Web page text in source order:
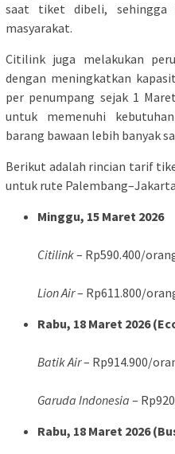
saat tiket dibeli, sehingga
masyarakat.
Citilink juga melakukan
dengan meningkatkan
per penumpang sejak 1
untuk memenuhi
barang bawaan lebih banyak
Berikut adalah rincian tarif
untuk rute
Minggu, 15 Maret 2026
Citilink– Rp590.400/
Lion Air– Rp611.800/
Rabu, 18 Maret 2026
Batik Air– Rp914.900/
Garuda Indonesia –
Rabu, 18 Maret 2026